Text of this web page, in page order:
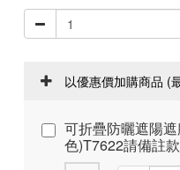
以優惠價加購商品 (
可折疊防曬遮陽
色)T7622請備註